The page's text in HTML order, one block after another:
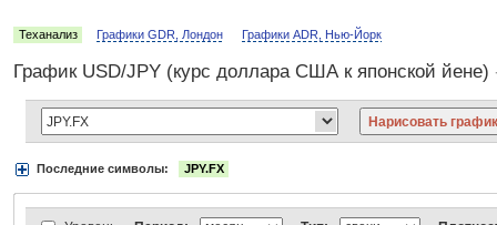
Теханализ Графики GDR, Лондон Графики ADR, Нью-Йорк
График USD/JPY (курс доллара США к японской йене)
Последние символы:
JPY.FX
АДР Нью-Йорк:
Вымпелком Газпром Газпромнефть Киви ЛУКойл